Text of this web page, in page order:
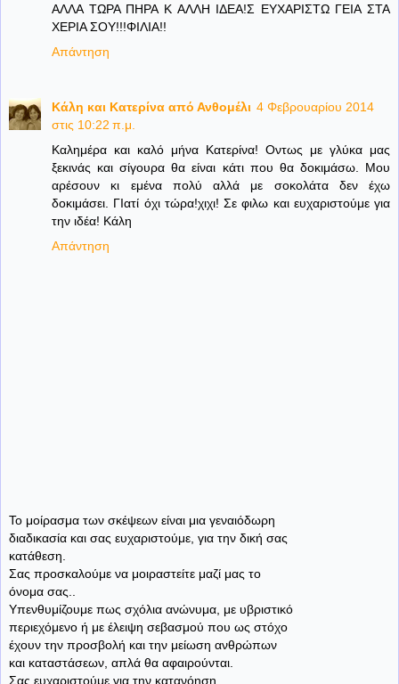
ΑΛΛΑ ΤΩΡΑ ΠΗΡΑ Κ ΑΛΛΗ ΙΔΕΑ!Σ ΕΥΧΑΡΙΣΤΩ ΓΕΙΑ ΣΤΑ
ΧΕΡΙΑ ΣΟΥ!!!ΦΙΛΙΑ!!
Απάντηση
Κάλη και Κατερίνα από Ανθομέλι 4 Φεβρουαρίου 2014
στις 10:22 π.μ.
Καλημέρα και καλό μήνα Κατερίνα! Οντως με γλύκα μας
ξεκινάς και σίγουρα θα είναι κάτι που θα δοκιμάσω. Μου
αρέσουν κι εμένα πολύ αλλά με σοκολάτα δεν έχω
δοκιμάσει. ΓΙατί όχι τώρα!χιχι! Σε φιλω και ευχαριστούμε για
την ιδέα! Κάλη
Απάντηση
Το μοίρασμα των σκέψεων είναι μια γεναιόδωρη
διαδικασία και σας ευχαριστούμε, για την δική σας
κατάθεση.
Σας προσκαλούμε να μοιραστείτε μαζί μας το
όνομα σας..
Υπενθυμίζουμε πως σχόλια ανώνυμα, με υβριστικό
περιεχόμενο ή με έλειψη σεβασμού που ως στόχο
έχουν την προσβολή και την μείωση ανθρώπων
και καταστάσεων, απλά θα αφαιρούνται.
Σας ευχαριστούμε για την κατανόηση...